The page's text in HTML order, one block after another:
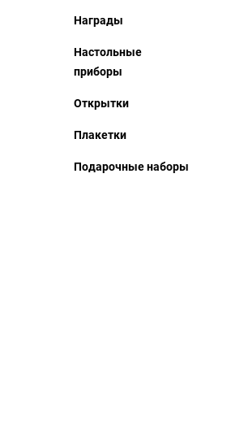
Награды
Настольные
приборы
Открытки
Плакетки
Подарочные наборы